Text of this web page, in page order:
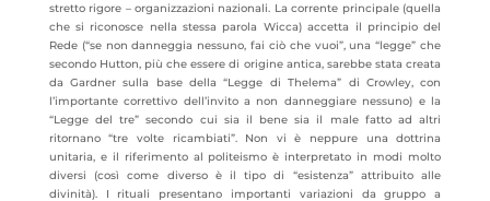
stretto rigore – organizzazioni nazionali. La corrente principale (quella
che si riconosce nella stessa parola Wicca) accetta il principio del
Rede (“se non danneggia nessuno, fai ciò che vuoi”, una “legge” che
secondo Hutton, più che essere di origine antica, sarebbe stata creata
da Gardner sulla base della “Legge di Thelema” di Crowley, con
l’importante correttivo dell’invito a non danneggiare nessuno) e la
“Legge del tre” secondo cui sia il bene sia il male fatto ad altri
ritornano “tre volte ricambiati”. Non vi è neppure una dottrina
unitaria, e il riferimento al politeismo è interpretato in modi molto
diversi (così come diverso è il tipo di “esistenza” attribuito alle
divinità). I rituali presentano importanti variazioni da gruppo a